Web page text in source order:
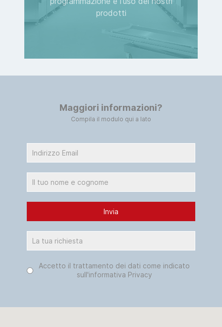
prodotti
Maggiori informazioni?
Compila il modulo qui a lato
Invia
Pulsanti di opzione*
Accetto il trattamento dei dati come indicato
sull'informativa Privacy